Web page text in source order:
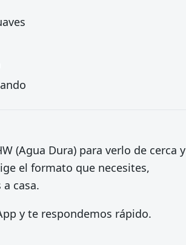
(Agua Dura) para verlo de cerca y
el formato que necesites,
casa.
y te respondemos rápido.